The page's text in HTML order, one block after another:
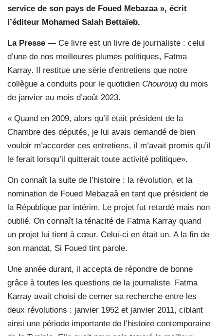
service de son pays de Foued Mebazaa », écrit
l’éditeur Mohamed Salah Bettaïeb.
La Presse — Ce livre est un livre de journaliste : celui
d’une de nos meilleures plumes politiques, Fatma
Karray. Il restitue une série d’entretiens que notre
collègue a conduits pour le quotidien Chourouqdu mois
de janvier au mois d’août 2023.
« Quand en 2009, alors qu’il était président de la
Chambre des députés, je lui avais demandé de bien
vouloir m’accorder ces entretiens, il m’avait promis qu’il
le ferait lorsqu’il quitterait toute activité politique».
On connaît la suite de l’histoire : la révolution, et la
nomination de Foued Mebazaâ en tant que président de
la République par intérim. Le projet fut retardé mais non
oublié. On connaît la ténacité de Fatma Karray quand
un projet lui tient à cœur. Celui-ci en était un. A la fin de
son mandat, Si Foued tint parole.
Une année durant, il accepta de répondre de bonne
grâce à toutes les questions de la journaliste. Fatma
Karray avait choisi de cerner sa recherche entre les
deux révolutions : janvier 1952 et janvier 2011, ciblant
ainsi une période importante de l’histoire contemporaine